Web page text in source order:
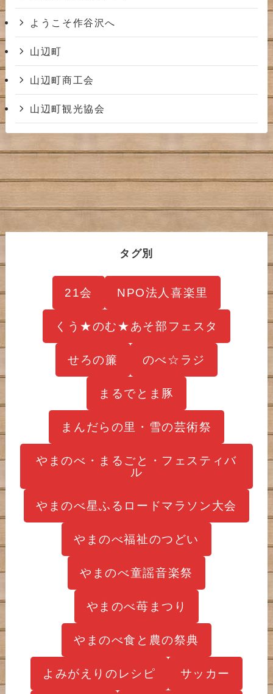
ようこそ作谷沢へ
山辺町
山辺町商工会
山辺町観光協会
タグ別
21会 NPO法人喜楽里
くう★のむ★あそ部フェスタ
せろの簾 のべ☆ラジ
まるでとま豚
まんだらの里・雪の芸術祭
やまのべ・まるごと・フェスティバ
ル
やまのべ星ふるロードマラソン大会
やまのべ福祉のつどい
やまのべ童謡音楽祭
やまのべ苺まつり
やまのべ食と農の祭典
よみがえりのレシピ サッカー